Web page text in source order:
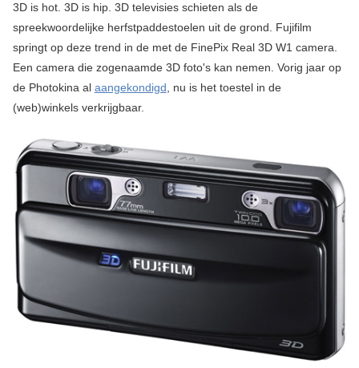
3D is hot. 3D is hip. 3D televisies schieten als de
spreekwoordelijke herfstpaddestoelen uit de grond. Fujifilm
springt op deze trend in de met de FinePix Real 3D W1 camera.
Een camera die zogenaamde 3D foto's kan nemen. Vorig jaar op
de Photokina al aangekondigd , nu is het toestel in de
(web)winkels verkrijgbaar.